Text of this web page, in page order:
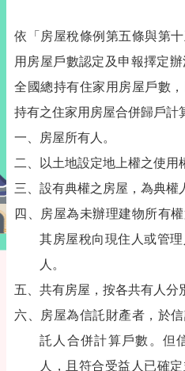
依「房屋稅條例第五條與第
用房屋戶數認定及申報擇定
全國總持有住家用房屋戶數
持有之住家用房屋合併歸戶計
一、房屋所有人。
二、以土地設定地上權之使用
三、設有典權之房屋，為典權
四、房屋為未辦理建物所有
其房屋稅向現住人或管
人。
五、共有房屋，按各共有人分
六、房屋為信託財產者，於
託人合併計算戶數。但
人，且符合受益人已確